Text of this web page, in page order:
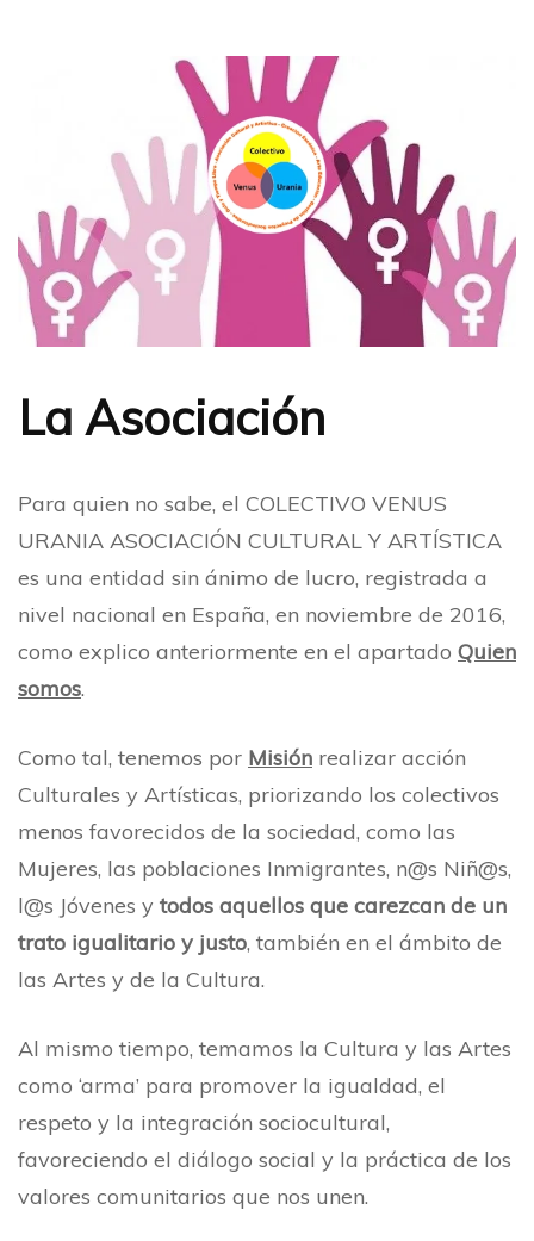
La Asociación
Para quien no sabe, el COLECTIVO VENUS
URANIA ASOCIACIÓN CULTURAL Y ARTÍSTICA
es una entidad sin ánimo de lucro, registrada a
nivel nacional en España, en noviembre de 2016,
como explico anteriormente en el apartado Quien
somos.
Como tal, tenemos por Misión realizar acción
Culturales y Artísticas, priorizando los colectivos
menos favorecidos de la sociedad, como las
Mujeres, las poblaciones Inmigrantes, n@s Niñ@s,
l@s Jóvenes y todos aquellos que carezcan de un
trato igualitario y justo, también en el ámbito de
las Artes y de la Cultura.
Al mismo tiempo, temamos la Cultura y las Artes
como ‘arma’ para promover la igualdad, el
respeto y la integración sociocultural,
favoreciendo el diálogo social y la práctica de los
valores comunitarios que nos unen.